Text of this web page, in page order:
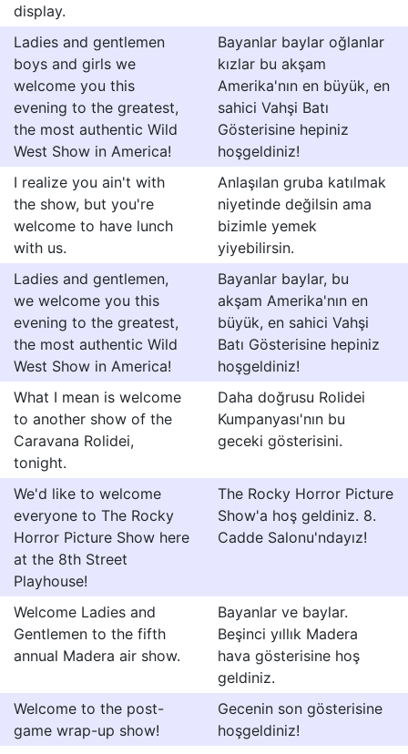
display.
Ladies and gentlemen
boys and girls we
welcome you this
evening to the greatest,
the most authentic Wild
West Show in America!
Bayanlar baylar oğlanlar
kızlar bu akşam
Amerika'nın en büyük, en
sahici Vahşi Batı
Gösterisine hepiniz
hoşgeldiniz!
I realize you ain't with
the show, but you're
welcome to have lunch
with us.
Anlaşılan gruba katılmak
niyetinde değilsin ama
bizimle yemek
yiyebilirsin.
Ladies and gentlemen,
we welcome you this
evening to the greatest,
the most authentic Wild
West Show in America!
Bayanlar baylar, bu
akşam Amerika'nın en
büyük, en sahici Vahşi
Batı Gösterisine hepiniz
hoşgeldiniz!
What I mean is welcome
to another show of the
Caravana Rolidei,
tonight.
Daha doğrusu Rolidei
Kumpanyası'nın bu
geceki gösterisini.
We'd like to welcome
everyone to The Rocky
Horror Picture Show here
at the 8th Street
Playhouse!
The Rocky Horror Picture
Show'a hoş geldiniz. 8.
Cadde Salonu'ndayız!
Welcome Ladies and
Gentlemen to the fifth
annual Madera air show.
Bayanlar ve baylar.
Beşinci yıllık Madera
hava gösterisine hoş
geldiniz.
Welcome to the post-
game wrap-up show!
Gecenin son gösterisine
hoşgeldiniz!